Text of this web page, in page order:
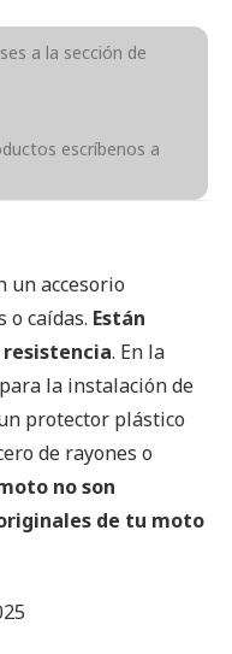
a la sección de
escríbenos a
un accesorio
caídas. Están
resistencia. En la
la instalación de
protector plástico
de rayones o
no son
de tu moto